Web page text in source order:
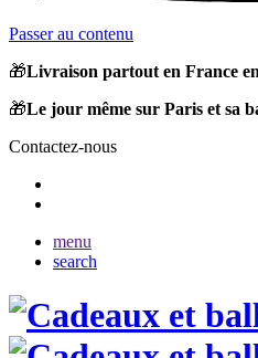
Passer au contenu
🎁Livraison partout en France
🎁Le jour même sur Paris et sa
Contactez-nous
menu
search